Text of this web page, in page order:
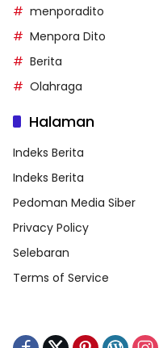
menporadito
Menpora Dito
Berita
Olahraga
Halaman
Indeks Berita
Indeks Berita
Pedoman Media Siber
Privacy Policy
Selebaran
Terms of Service